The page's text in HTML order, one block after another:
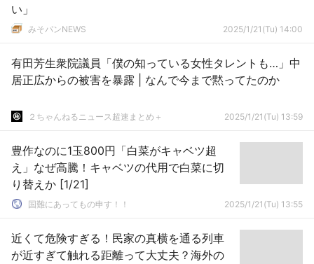
い」
みそパンNEWS 2025/1/21(Tu) 14:00
有田芳生衆院議員「僕の知っている女性タレントも…」中
居正広からの被害を暴露 | なんで今まで黙ってたのか
２ちゃんねるニュース超速まとめ＋ 2025/1/21(Tu) 13:59
豊作なのに1玉800円「白菜がキャベツ超
え」なぜ高騰！キャベツの代用で白菜に切
り替えか [1/21]
国難にあってもの申す！！ 2025/1/21(Tu) 13:55
近くて危険すぎる！民家の真横を通る列車
が近すぎて触れる距離って大丈夫？海外の